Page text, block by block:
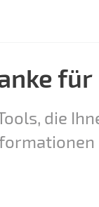
für
die